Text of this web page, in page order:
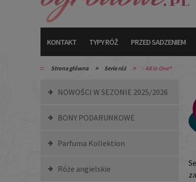
KONTAKT TYPY RÓŻ PRZED SADZENIEM
TYPY RÓŻ
Strona główna » Serie róż » - All in One®
NOWOŚCI W SEZONIE 2025/2026
BONY PODARUNKOWE
Parfuma Kollektion
Róże angielskie